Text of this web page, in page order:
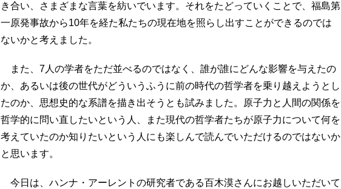
き合い、さまざまな言葉を紡いでいます。それをたどっていくことで、福島第
一原発事故から10年を経た私たちの現在地を照らし出すことができるのでは
ないかと考えました。
また、7人の学者をただ並べるのではなく、誰が誰にどんな影響を与えたの
か、あるいは後の世代がどういうふうに前の時代の哲学者を乗り越えようとし
たのか、思想史的な系譜を描き出そうとも試みました。原子力と人間の関係を
哲学的に問い直したいという人、また現代の哲学者たちが原子力について何を
考えていたのか知りたいという人にも楽しんで読んでいただけるのではないか
と思います。
今日は、ハンナ・アーレントの研究者である百木漠さんにお越しいただいて